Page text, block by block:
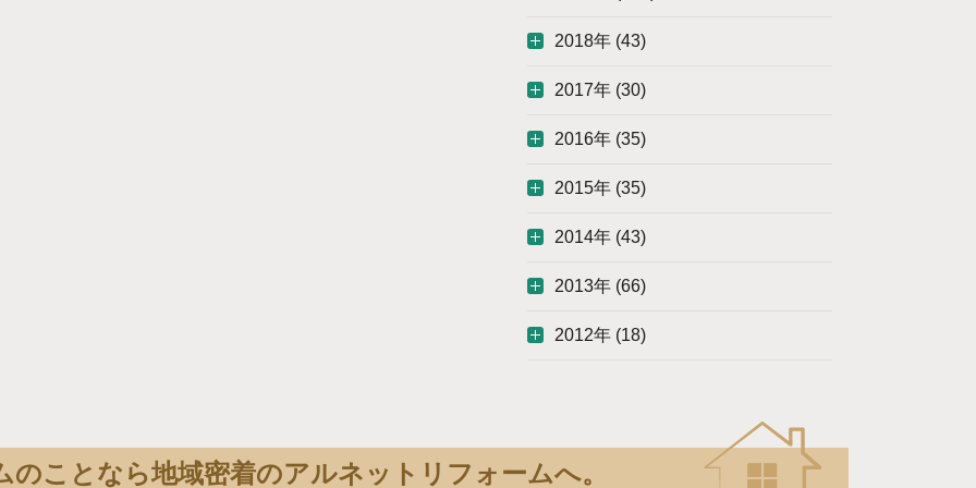
2018年 (43)
2017年 (30)
2016年 (35)
2015年 (35)
2014年 (43)
2013年 (66)
2012年 (18)
のことなら地域密着のアルネットリフォームへ。